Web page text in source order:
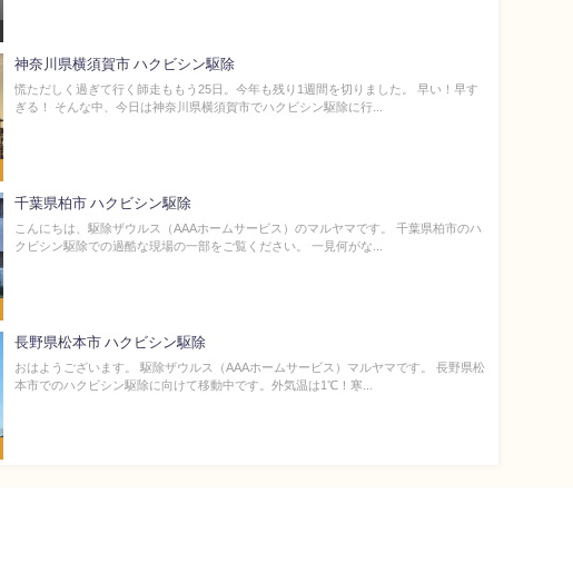
神奈川県横須賀市 ハクビシン駆除
慌ただしく過ぎて行く師走ももう25日。今年も残り1週間を切りました。 早い！早す
ぎる！ そんな中、今日は神奈川県横須賀市でハクビシン駆除に行...
千葉県柏市 ハクビシン駆除
こんにちは、駆除ザウルス（AAAホームサービス）のマルヤマです。 千葉県柏市のハ
クビシン駆除での過酷な現場の一部をご覧ください。 一見何がな...
長野県松本市 ハクビシン駆除
おはようございます。 駆除ザウルス（AAAホームサービス）マルヤマです。 長野県松
本市でのハクビシン駆除に向けて移動中です。外気温は1℃！寒...